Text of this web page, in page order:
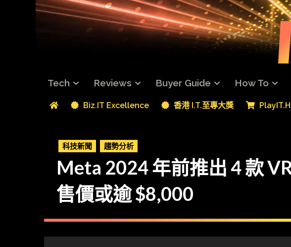
Tech Reviews Buyer Guide How To
Biz.IT Excellence 香港 I.T.至專大獎
科技新聞 趨勢分析
Meta 2024 年前推出 4 款
售價或逾 $8,000